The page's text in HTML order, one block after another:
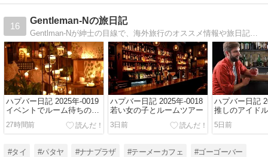
16
Gentleman-Nの旅日記
Gentlman-Nが紳士の目線で、海外旅行のオススメ情報や旅日記などを紹介します。クレジットカード、プライオリティパスなどの情報をまとめています。
ハプバー日記 2025年-0019
イベントでルーム待ちの大
行列
27時間前
ハプバー日記 2025年-0018
若い女の子とルームツアー
3日前
ハプバー日記
推しのアイド
い子登場！
5日前
#タイ #パタヤ #ナナプラザ #テーメーカフェ #ゴーゴーバー